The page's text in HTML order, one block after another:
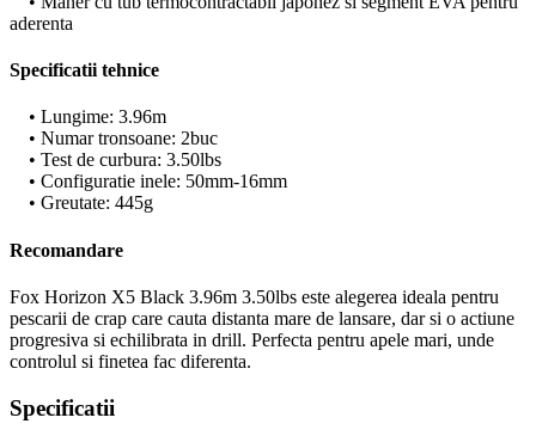
aderenta
Specificatii tehnice
• Lungime: 3.96m
• Numar tronsoane: 2buc
• Test de curbura: 3.50lbs
• Configuratie inele: 50mm-16mm
• Greutate: 445g
Recomandare
Fox Horizon X5 Black 3.96m 3.50lbs este alegerea ideala pentru
pescarii de crap care cauta distanta mare de lansare, dar si o actiune
progresiva si echilibrata in drill. Perfecta pentru apele mari, unde
controlul si finetea fac diferenta.
Specificatii